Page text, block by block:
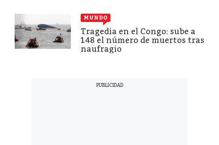
MUNDO
Tragedia en el Congo: sube a
148 el número de muertos tras
naufragio